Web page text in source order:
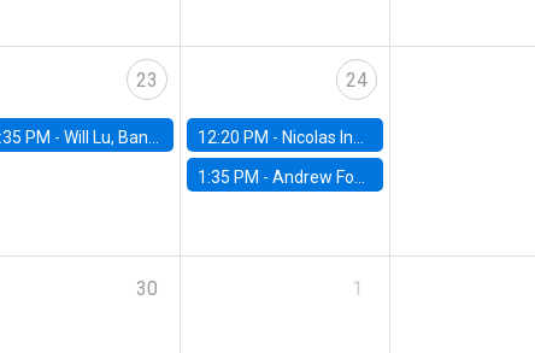
23
PM - Will Lu, Banco Central de Chile
24
12:20 PM - Nicolas Inostroza, Rotman School of Management, University of Toronto
1:35 PM -Andrew Foster, Brown University
30 1